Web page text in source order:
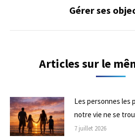
Onglet
Gérer ses
Articles sur le
Les personnes les
notre vie ne se
7 juillet 2026